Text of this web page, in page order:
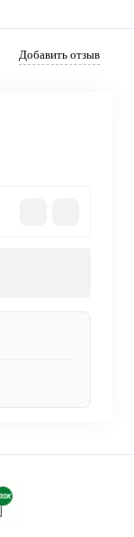
Добавить отзыв